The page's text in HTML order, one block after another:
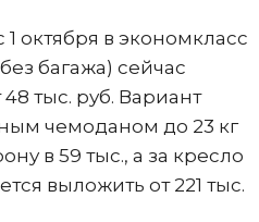
октября в экономкласс
багажа) сейчас
тыс. руб. Вариант
чемоданом до 23 кг
в 59 тыс., а за кресло
выложить от 221 тыс.